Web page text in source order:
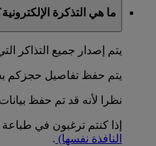
ما هي التذكرة
يتم إصدار جميع التذاكر
يتم حفظ تفاصيل حجزكم
نظرا لأنه قد تم حفظ
إذا كنتم ترغبون في
النافذة نفسها) .